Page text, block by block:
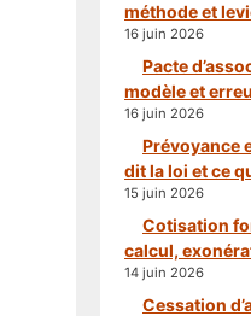
méthode et
16 juin 2026
Pacte
modèle et
16 juin 2026
Prévoyance
dit la loi et ce
15 juin 2026
Cotisation
calcul,
14 juin 2026
Cessation